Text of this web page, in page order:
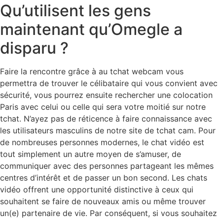
Qu’utilisent les gens
maintenant qu’Omegle a
disparu ?
Faire la rencontre grâce à au tchat webcam vous
permettra de trouver le célibataire qui vous convient avec
sécurité, vous pourrez ensuite rechercher une colocation
Paris avec celui ou celle qui sera votre moitié sur notre
tchat. N’ayez pas de réticence à faire connaissance avec
les utilisateurs masculins de notre site de tchat cam. Pour
de nombreuses personnes modernes, le chat vidéo est
tout simplement un autre moyen de s’amuser, de
communiquer avec des personnes partageant les mêmes
centres d’intérêt et de passer un bon second. Les chats
vidéo offrent une opportunité distinctive à ceux qui
souhaitent se faire de nouveaux amis ou même trouver
un(e) partenaire de vie. Par conséquent, si vous souhaitez